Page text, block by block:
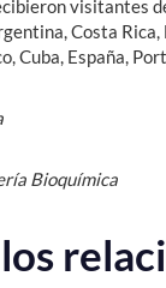
visitantes
Costa Rica,
Cuba, España,
Bioquímica